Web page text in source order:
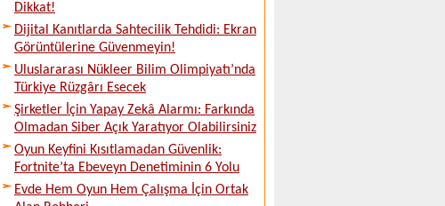
Dikkat!
Dijital Kanıtlarda Sahtecilik Tehdidi: Ekran
Görüntülerine Güvenmeyin!
Uluslararası Nükleer Bilim Olimpiyatı’nda
Türkiye Rüzgârı Esecek
Şirketler İçin Yapay Zekâ Alarmı: Farkında
Olmadan Siber Açık Yaratıyor Olabilirsiniz
Oyun Keyfini Kısıtlamadan Güvenlik:
Fortnite’ta Ebeveyn Denetiminin 6 Yolu
Evde Hem Oyun Hem Çalışma İçin Ortak